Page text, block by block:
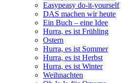
Easypeasy do-it-yourself
DAS machen wir heute
Ein Buch – eine Idee
Hurra, es ist Frühling
Ostern
Hurra, es ist Sommer
Hurra, es ist Herbst
Hurra, es ist Winter
Weihnachten